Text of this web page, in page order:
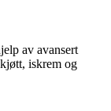
av avansert
iskrem og